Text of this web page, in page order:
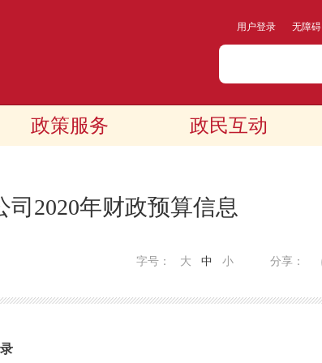
用户登录 无障碍
政策服务 政民互动
2020年财政预算信息
分享：
字号： 大 中 小